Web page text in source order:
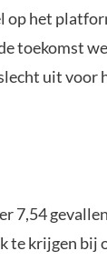
op het
toekomst
uit voor
7,54
te krijgen bij